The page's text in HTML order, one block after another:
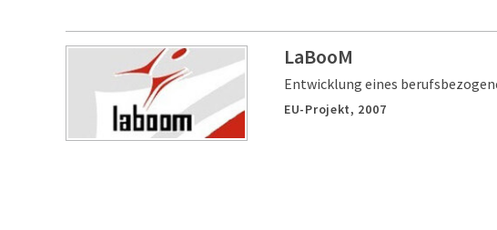
LaBooM
Entwicklung eines
EU-Projekt, 2007